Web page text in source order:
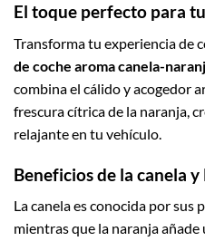
El toque perfecto para
Transforma tu experiencia de
de coche aroma canela-
combina el cálido y acogedor
frescura cítrica de la naranja,
relajante en tu vehículo.
Beneficios de la canela
La canela es conocida por
mientras que la naranja